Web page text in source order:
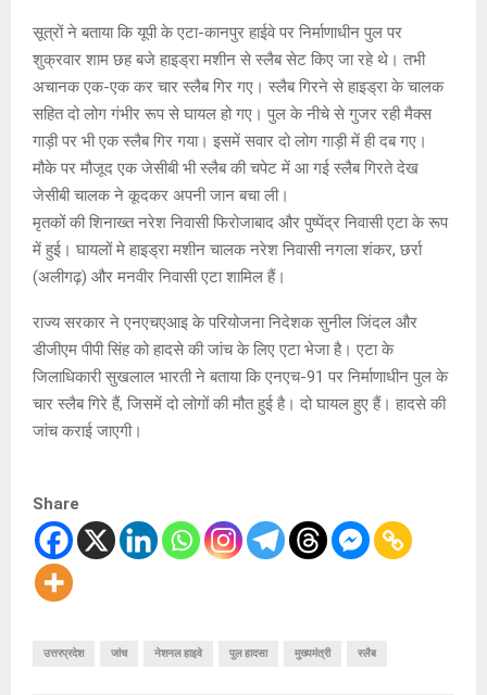
सूत्रों ने बताया कि यूपी के एटा-कानपुर हाईवे पर निर्माणाधीन पुल पर
शुक्रवार शाम छह बजे हाइड्रा मशीन से स्लैब सेट किए जा रहे थे। तभी
अचानक एक-एक कर चार स्लैब गिर गए। स्लैब गिरने से हाइड्रा के चालक
सहित दो लोग गंभीर रूप से घायल हो गए। पुल के नीचे से गुजर रही मैक्स
गाड़ी पर भी एक स्लैब गिर गया। इसमें सवार दो लोग गाड़ी में ही दब गए।
मौके पर मौजूद एक जेसीबी भी स्लैब की चपेट में आ गई स्लैब गिरते देख
जेसीबी चालक ने कूदकर अपनी जान बचा ली।
मृतकों की शिनाख्त नरेश निवासी फिरोजाबाद और पुष्पेंद्र निवासी एटा के रूप
में हुई। घायलों मे हाइड्रा मशीन चालक नरेश निवासी नगला शंकर, छर्रा
(अलीगढ़) और मनवीर निवासी एटा शामिल हैं।
राज्य सरकार ने एनएचएआइ के परियोजना निदेशक सुनील जिंदल और
डीजीएम पीपी सिंह को हादसे की जांच के लिए एटा भेजा है। एटा के
जिलाधिकारी सुखलाल भारती ने बताया कि एनएच-91 पर निर्माणाधीन पुल के
चार स्लैब गिरे हैं, जिसमें दो लोगों की मौत हुई है। दो घायल हुए हैं। हादसे की
जांच कराई जाएगी।
Share
उत्तरप्रदेश जांच नेशनल हाइवे पुल हादसा मुख्यमंत्री स्लैब